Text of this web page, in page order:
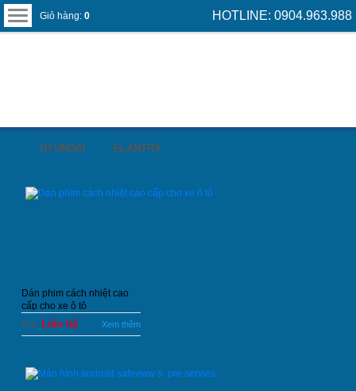
Giỏ hàng: 0 HOTLINE: 0904.963.988
HYUNDAI ELANTRA
Dán phim cách nhiệt cao
cấp cho xe ô tô
Giá: Liên hệ Xem thêm